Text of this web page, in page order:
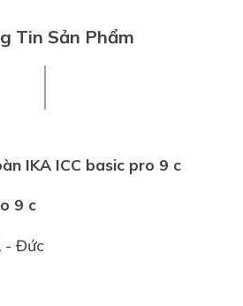
Tin Sản Phẩm
IKA ICC basic pro 9 c
9 c
- Đức